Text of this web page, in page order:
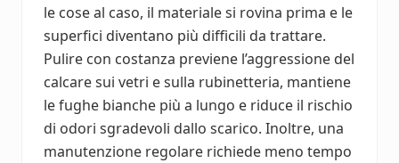
le cose al caso, il materiale si rovina prima e le
superfici diventano più difficili da trattare.
Pulire con costanza previene l’aggressione del
calcare sui vetri e sulla rubinetteria, mantiene
le fughe bianche più a lungo e riduce il rischio
di odori sgradevoli dallo scarico. Inoltre, una
manutenzione regolare richiede meno tempo